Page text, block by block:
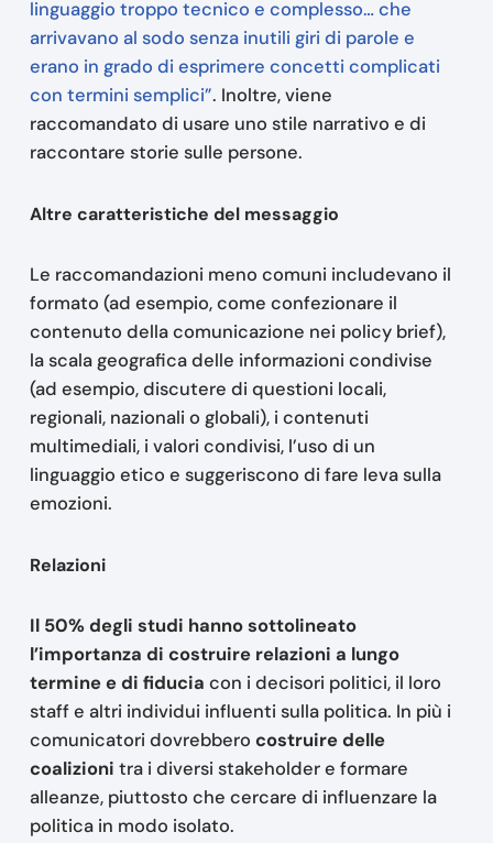
linguaggio troppo tecnico e complesso… che
arrivavano al sodo senza inutili giri di parole e
erano in grado di esprimere concetti complicati
con termini semplici”. Inoltre, viene
raccomandato di usare uno stile narrativo e di
raccontare storie sulle persone.
Altre caratteristiche del messaggio
Le raccomandazioni meno comuni includevano il
formato (ad esempio, come confezionare il
contenuto della comunicazione nei policy brief),
la scala geografica delle informazioni condivise
(ad esempio, discutere di questioni locali,
regionali, nazionali o globali), i contenuti
multimediali, i valori condivisi, l’uso di un
linguaggio etico e suggeriscono di fare leva sulla
emozioni.
Relazioni
Il 50% degli studi hanno sottolineato
l’importanza di costruire relazioni a lungo
termine e di fiducia con i decisori politici, il loro
staff e altri individui influenti sulla politica. In più i
comunicatori dovrebbero costruire delle
coalizioni tra i diversi stakeholder e formare
alleanze, piuttosto che cercare di influenzare la
politica in modo isolato.